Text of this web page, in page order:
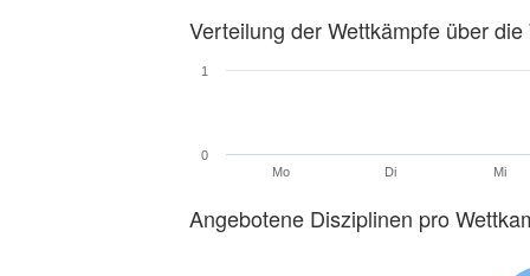
Verteilung der Wettkämpfe über die
Mo Di Mi
0
1
Angebotene Disziplinen pro